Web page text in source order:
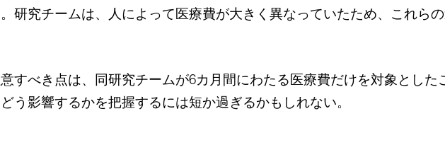
研究チームは、人によって医療費が大きく異なっていたため、これら
すべき点は、同研究チームが6カ月間にわたる医療費だけを対象とし
う影響するかを把握するには短か過ぎるかもしれない。